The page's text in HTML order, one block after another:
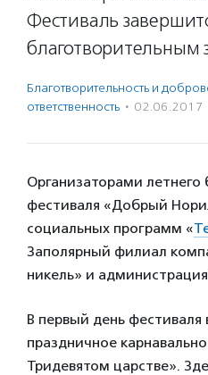
Фестиваль
благотворительным
Благотвори­тель­ность и
ответственность · 02.06.2017
Организаторами летнего
фестиваля «Добрый
социальных программ «
Заполярный филиал
никель» и
В первый день фестиваля
праздничное
Тридевятом царстве».